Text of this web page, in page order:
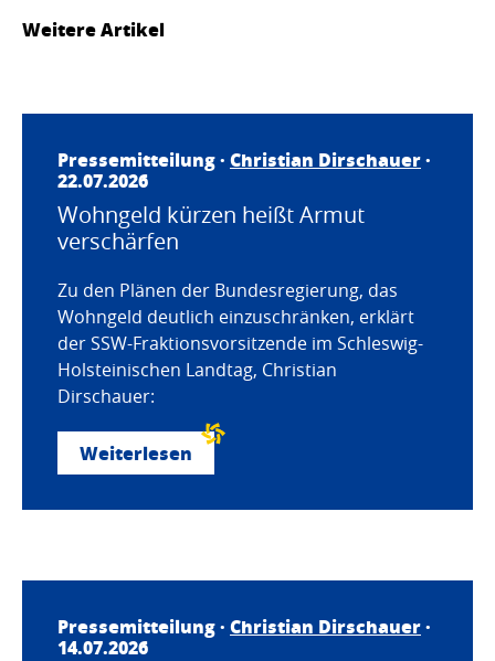
Weitere Artikel
Pressemitteilung · Christian Dirschauer·
22.07.2026
Wohngeld kürzen heißt Armut
verschärfen
Zu den Plänen der Bundesregierung, das
Wohngeld deutlich einzuschränken, erklärt
der SSW-Fraktionsvorsitzende im Schleswig-
Holsteinischen Landtag, Christian
Dirschauer:
Weiterlesen
Pressemitteilung · Christian Dirschauer·
14.07.2026